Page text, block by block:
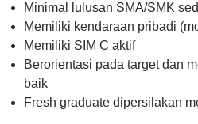
Minimal lulusan SMA/SMK
Memiliki kendaraan pribadi
Memiliki SIM C aktif
Berorientasi pada target dan
baik
Fresh graduate dipersilakan